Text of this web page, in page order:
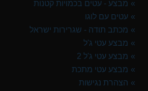
מבצע - עטים בכמויות קטנות
עטים עם לוגו
מכתב תודה - שגרירות ישראל
מבצע עטי ג'ל
מבצע עטי ג'ל 2
מבצע עטי מתכת
הצהרת נגישות